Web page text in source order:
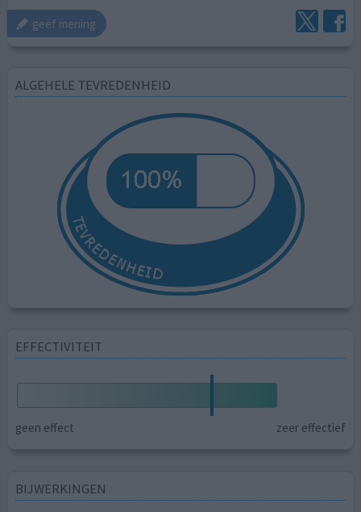
geef mening
ALGEHELE TEVREDENHEID
EFFECTIVITEIT
geen effect zeer effectief
BIJWERKINGEN